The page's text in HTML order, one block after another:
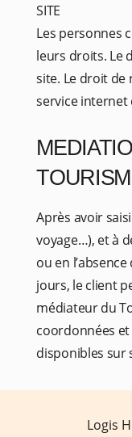
SITE
Les personnes
leurs droits. Le
site. Le droit de
service internet
Après avoir
voyage…), et à
ou en
jours, le client
médiateur du
coordonnées
disponibles sur
Logis